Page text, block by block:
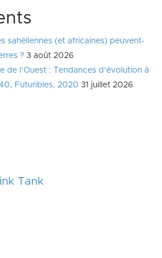
sahéliennes (et africaines) peuvent-
? 3 août 2026
de l’Ouest : Tendances d’évolution à
Futuribles, 2020 31 juillet 2026
Tank